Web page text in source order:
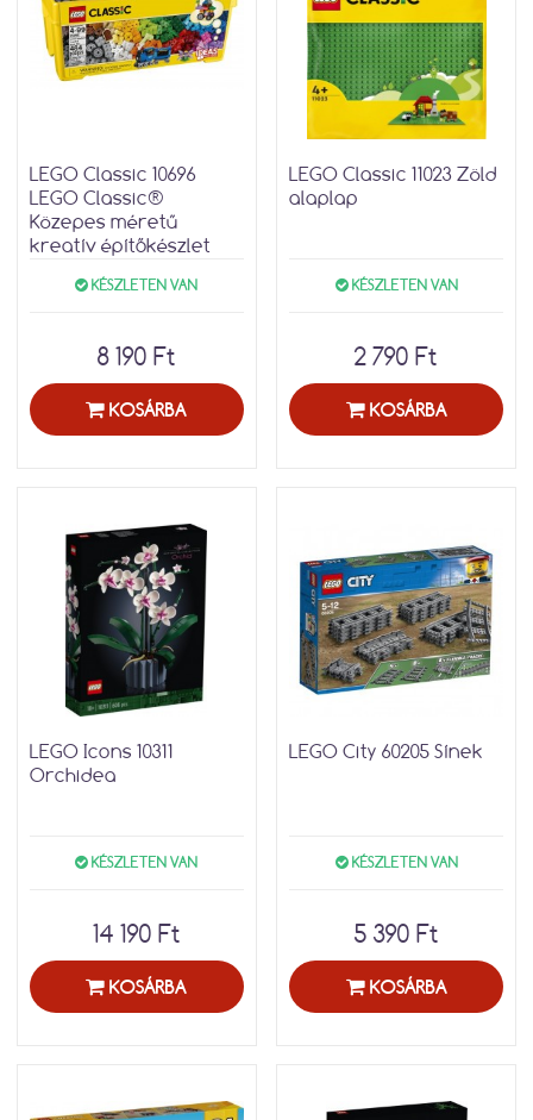
LEGO Classic 10696
LEGO Classic®
Közepes méretű
kreatív építőkészlet
KÉSZLETEN VAN
8 190 Ft
KOSÁRBA
LEGO Classic 11023 Zöld
alaplap
KÉSZLETEN VAN
2 790 Ft
KOSÁRBA
LEGO Icons 10311
Orchidea
KÉSZLETEN VAN
14 190 Ft
KOSÁRBA
LEGO City 60205 Sínek
KÉSZLETEN VAN
5 390 Ft
KOSÁRBA